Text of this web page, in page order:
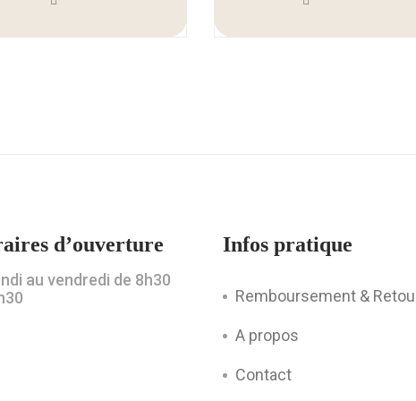
d’ouverture
au vendredi de 8h30
Infos pratique
Remboursement &
A propos
Contact